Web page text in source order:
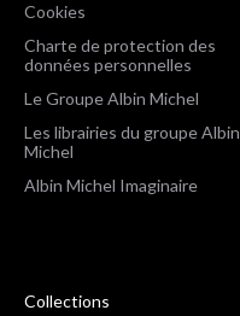
Cookies
Charte de protection des
données personnelles
Le Groupe Albin Michel
Les librairies du groupe Albin
Michel
Albin Michel Imaginaire
Collections